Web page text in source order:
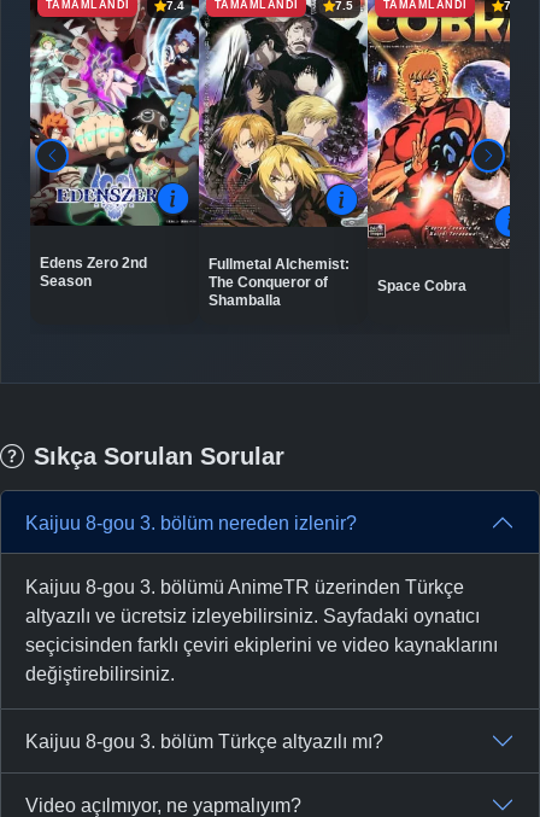
TAMAMLANDI 7.4
Edens Zero 2nd
Season
TAMAMLANDI 7.5
Fullmetal Alchemist:
The Conqueror of
Shamballa
TAMAMLANDI 7.7
Space Cobra
Sıkça Sorulan Sorular
Kaijuu 8-gou 3. bölüm nereden izlenir?
Kaijuu 8-gou 3. bölümü AnimeTR üzerinden Türkçe
altyazılı ve ücretsiz izleyebilirsiniz. Sayfadaki oynatıcı
seçicisinden farklı çeviri ekiplerini ve video kaynaklarını
değiştirebilirsiniz.
Kaijuu 8-gou 3. bölüm Türkçe altyazılı mı?
Video açılmıyor, ne yapmalıyım?